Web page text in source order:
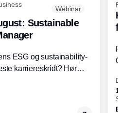
Webinar
Sustainable
ESG og sustainability-
karriereskridt? Hør
- så du